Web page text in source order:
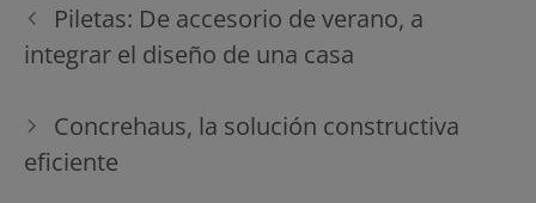
Navegación
de
entradas
Piletas: De accesorio de verano, a
integrar el diseño de una casa
Concrehaus, la solución constructiva
eficiente